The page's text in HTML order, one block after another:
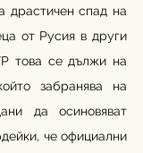
драстичен спад на
от Русия в други
това се дължи на
забранява на
да осиновяват
че официални